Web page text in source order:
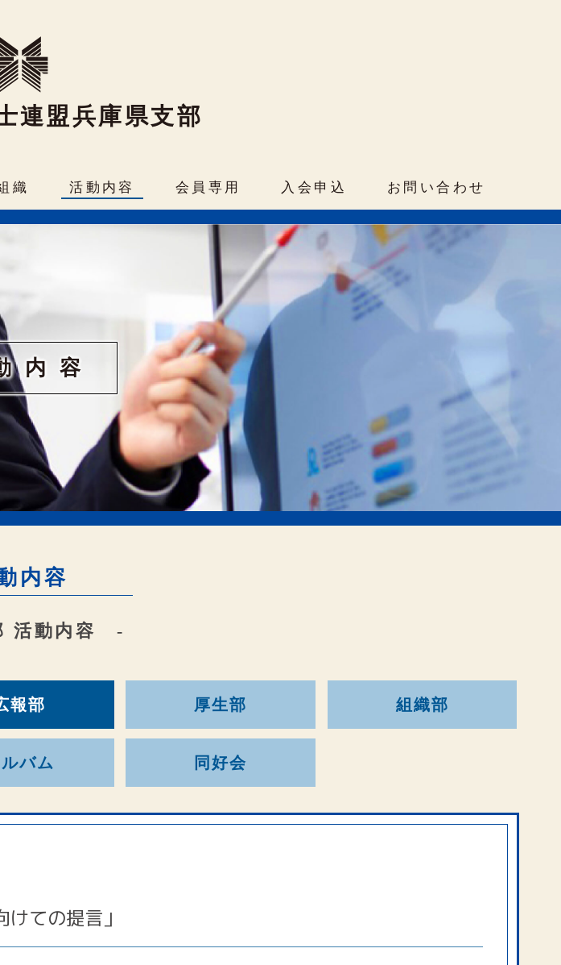
連盟兵庫県支部
織 活動内容 会員専用 入会申込 お問い合わせ
内 容
内容
活動内容 -
報部 厚生部 組織部
バム 同好会
ての提言」